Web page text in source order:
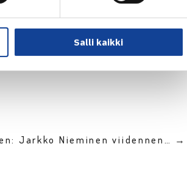
Salli kaikki
Jarkko Nieminen viidennen… →